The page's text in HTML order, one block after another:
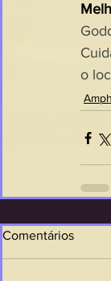
o
Comentários